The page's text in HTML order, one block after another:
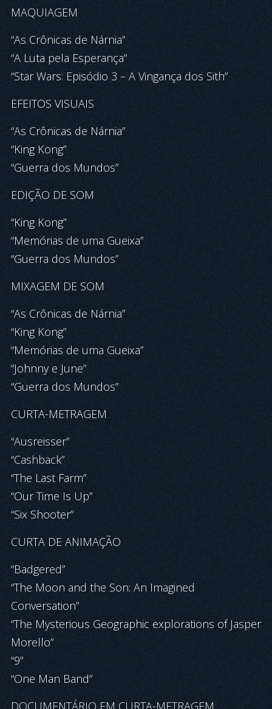
MAQUIAGEM
“As Crônicas de Nárnia”
“A Luta pela Esperança”
“Star Wars: Episódio 3 – A Vingança dos Sith”
EFEITOS VISUAIS
“As Crônicas de Nárnia”
“King Kong”
“Guerra dos Mundos”
EDIÇÃO DE SOM
“King Kong”
“Memórias de uma Gueixa”
“Guerra dos Mundos”
MIXAGEM DE SOM
“As Crônicas de Nárnia”
“King Kong”
“Memórias de uma Gueixa”
“Johnny e June”
“Guerra dos Mundos”
CURTA-METRAGEM
“Ausreisser”
“Cashback”
“The Last Farm”
“Our Time Is Up”
“Six Shooter”
CURTA DE ANIMAÇÃO
“Badgered”
“The Moon and the Son: An Imagined
Conversation”
“The Mysterious Geographic explorations of Jasper
Morello”
“9”
“One Man Band”
DOCUMENTÁRIO EM CURTA-METRAGEM